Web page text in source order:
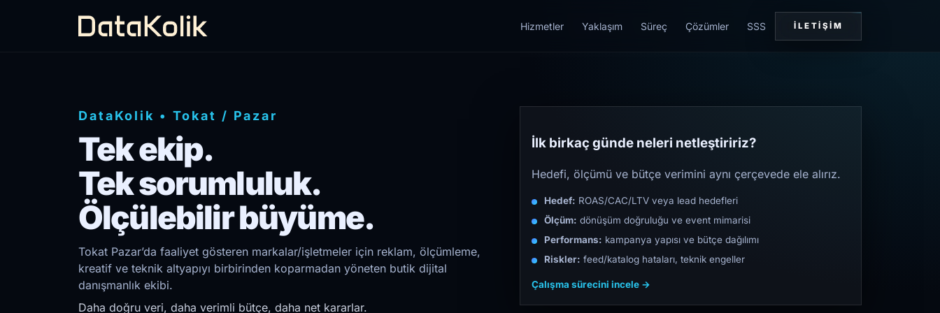
Hizmetler Yaklaşım Süreç Çözümler SSS İLETIŞIM
DataKolik • Tokat / Pazar
Tek ekip.
Tek sorumluluk.
Ölçülebilir büyüme.
Tokat Pazar’da faaliyet gösteren markalar/işletmeler için reklam, ölçümleme,
kreatif ve teknik altyapıyı birbirinden koparmadan yöneten butik dijital
danışmanlık ekibi.
Daha doğru veri, daha verimli bütçe, daha net kararlar.
İlk birkaç günde neleri netleştiririz?
Hedefi, ölçümü ve bütçe verimini aynı çerçevede ele alırız.
Hedef: ROAS/CAC/LTV veya lead hedefleri
Ölçüm: dönüşüm doğruluğu ve event mimarisi
Performans: kampanya yapısı ve bütçe dağılımı
Riskler: feed/katalog hataları, teknik engeller
Çalışma sürecini incele →